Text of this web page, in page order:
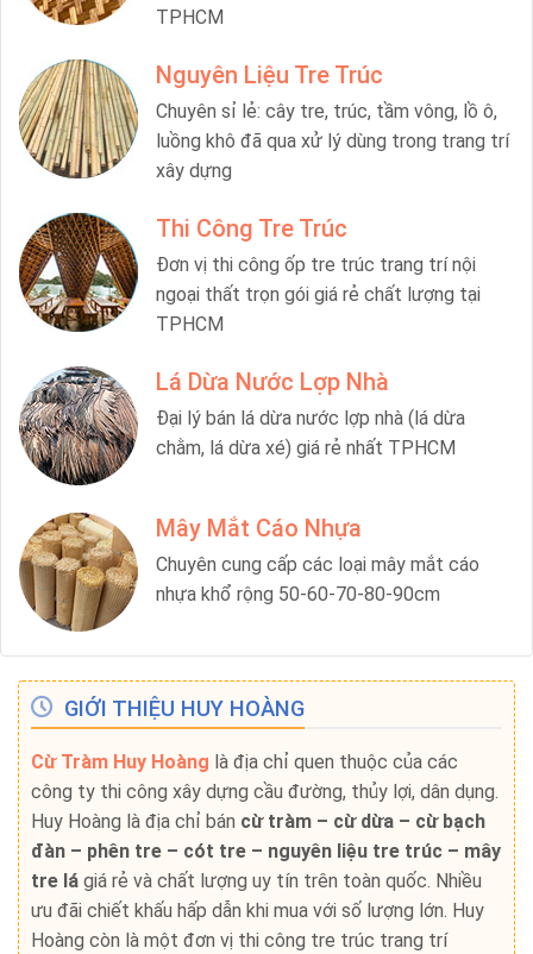
TPHCM
Nguyên Liệu Tre Trúc
Chuyên sỉ lẻ: cây tre, trúc, tầm vông, lồ ô,
luồng khô đã qua xử lý dùng trong trang trí
xây dựng
Thi Công Tre Trúc
Đơn vị thi công ốp tre trúc trang trí nội
ngoại thất trọn gói giá rẻ chất lượng tại
TPHCM
Lá Dừa Nước Lợp Nhà
Đại lý bán lá dừa nước lợp nhà (lá dừa
chằm, lá dừa xé) giá rẻ nhất TPHCM
Mây Mắt Cáo Nhựa
Chuyên cung cấp các loại mây mắt cáo
nhựa khổ rộng 50-60-70-80-90cm
GIỚI THIỆU HUY HOÀNG
Cừ Tràm Huy Hoàng là địa chỉ quen thuộc của các
công ty thi công xây dựng cầu đường, thủy lợi, dân dụng.
Huy Hoàng là địa chỉ bán cừ tràm – cừ dừa – cừ bạch
đàn – phên tre – cót tre – nguyên liệu tre trúc – mây
tre lá giá rẻ và chất lượng uy tín trên toàn quốc. Nhiều
ưu đãi chiết khấu hấp dẫn khi mua với số lượng lớn. Huy
Hoàng còn là một đơn vị thi công tre trúc trang trí